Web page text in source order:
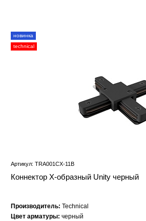
новинка
technical
Артикул: TRA001CX-11B
Коннектор Х-образный Unity черный
Производитель: Technical
Цвет арматуры: черный